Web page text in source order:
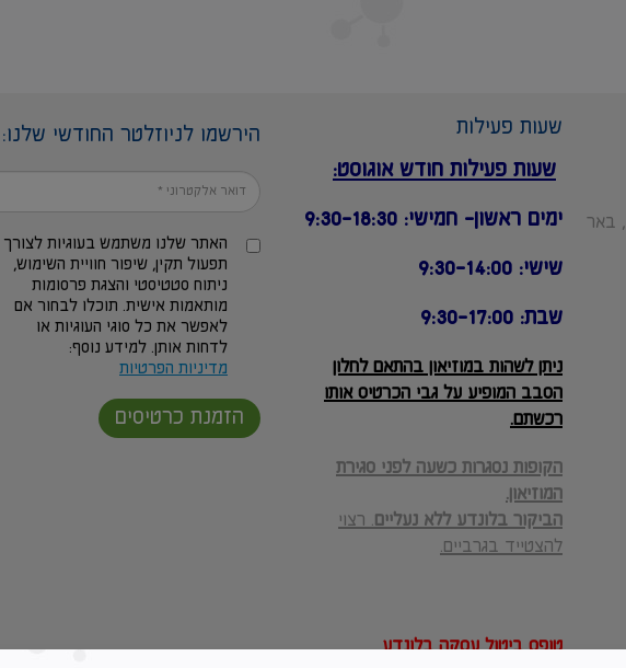
רחוב דוד הראובני 25, באר
שעות פעילות
שעות פעילות חודש אוגוסט:
ימים ראשון- חמישי: 9:30-18:30
שישי: 9:30-14:00
שבת: 9:30-17:00
ניתן לשהות במוזיאון בהתאם לחלון
הסבב המופיע על גבי הכרטיס אותו
רכשתם.
הקופות נסגרות כשעה לפני סגירת
המוזיאון.
הביקור בלונדע ללא נעליים. רצוי
להצטייד בגרביים.
טופס ביטול עסקה בלונדע
הירשמו לניוזלטר החודשי שלנו:
האתר שלנו משתמש בעוגיות לצורך
תפעול תקין, שיפור חוויית השימוש,
ניתוח סטטיסטי והצגת פרסומות
מותאמות אישית. תוכלו לבחור אם
לאפשר את כל סוגי העוגיות או
לדחות אותן. למידע נוסף:
מדיניות הפרטיות
הזמנת כרטיסים